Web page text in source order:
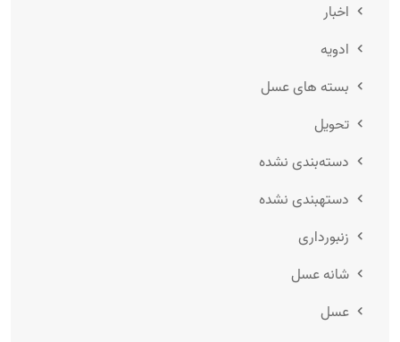
اخبار
ادویه
بسته های عسل
تحویل
دسته‌بندی نشده
دستهبندی نشده
زنبورداری
شانه عسل
عسل